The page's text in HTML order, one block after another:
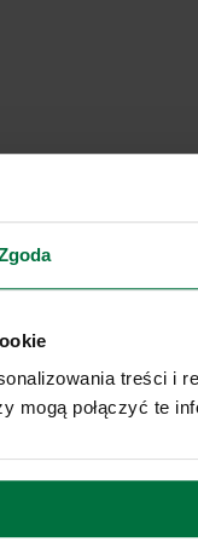
treści i
mogą połączyć te